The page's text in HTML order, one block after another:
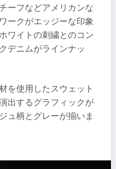
ーフなどアメリカンな
ークがエッジーな印象
ワイトの刺繍とのコン
デニムがラインナッ
を使用したスウェット
出するグラフィックが
ュ柄とグレーが揃いま